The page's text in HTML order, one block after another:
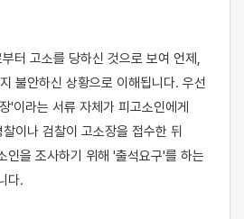
불안하신 상황으로 이해됩니다. 우선
'이라는 서류 자체가 피고소인에게
이나 검찰이 고소장을 접수한 뒤
인을 조사하기 위해 '출석요구'를 하는
다.